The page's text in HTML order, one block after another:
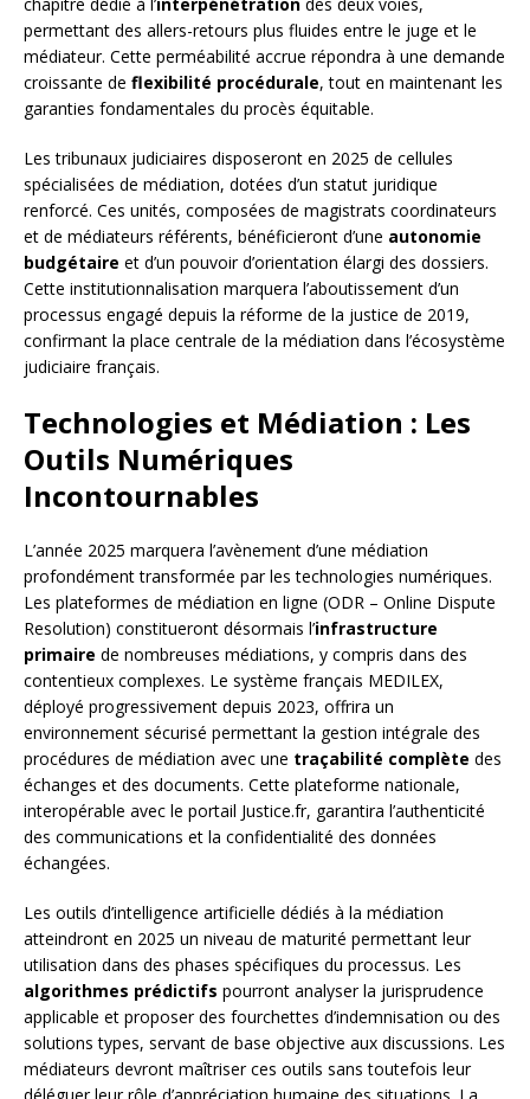
permettant des allers-retours plus fluides entre le juge et le
médiateur. Cette perméabilité accrue répondra à une demande
croissante de flexibilité procédurale, tout en maintenant les
garanties fondamentales du procès équitable.
Les tribunaux judiciaires disposeront en 2025 de cellules
spécialisées de médiation, dotées d’un statut juridique
renforcé. Ces unités, composées de magistrats coordinateurs
et de médiateurs référents, bénéficieront d’une autonomie
budgétaire et d’un pouvoir d’orientation élargi des dossiers.
Cette institutionnalisation marquera l’aboutissement d’un
processus engagé depuis la réforme de la justice de 2019,
confirmant la place centrale de la médiation dans l’écosystème
judiciaire français.
Technologies et Médiation : Les
Outils Numériques
Incontournables
L’année 2025 marquera l’avènement d’une médiation
profondément transformée par les technologies numériques.
Les plateformes de médiation en ligne (ODR – Online Dispute
Resolution) constitueront désormais l’infrastructure
primaire de nombreuses médiations, y compris dans des
contentieux complexes. Le système français MEDILEX,
déployé progressivement depuis 2023, offrira un
environnement sécurisé permettant la gestion intégrale des
procédures de médiation avec une traçabilité complète des
échanges et des documents. Cette plateforme nationale,
interopérable avec le portail Justice.fr, garantira l’authenticité
des communications et la confidentialité des données
échangées.
Les outils d’intelligence artificielle dédiés à la médiation
atteindront en 2025 un niveau de maturité permettant leur
utilisation dans des phases spécifiques du processus. Les
algorithmes prédictifs pourront analyser la jurisprudence
applicable et proposer des fourchettes d’indemnisation ou des
solutions types, servant de base objective aux discussions. Les
médiateurs devront maîtriser ces outils sans toutefois leur
déléguer leur rôle d’appréciation humaine des situations. La